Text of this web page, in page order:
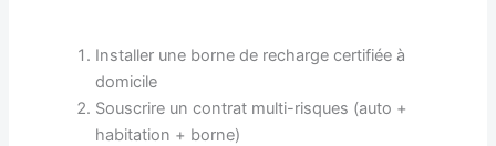
Installer une borne de recharge certifiée à
domicile
Souscrire un contrat multi-risques (auto +
habitation + borne)